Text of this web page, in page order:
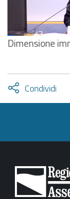
Dimensione
Condividi
Attiva
condividi